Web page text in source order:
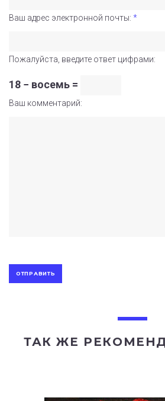
Ваш адрес электронной почты: *
Пожалуйста, введите ответ цифрами:
18 − восемь =
Ваш комментарий:
ТАК ЖЕ